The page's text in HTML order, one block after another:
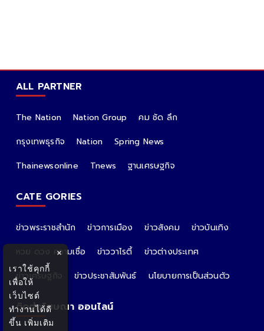
ALL PARTNER
The Nation Nation Group
คม ชัด ลึก
กรุงเทพธุรกิจ
Nation
Spring News
Thainewsonline
Tnews ฐานเศรษฐกิจ
CATE GORIES
ข่าวพระราชสำนัก ข่าวการเมือง ข่าวสังคม
ข่าวบันเทิง
หวย ดวง ความเชื่อ
ข่าววาไรตี้
ข่าวต่างประเทศ
ข่าวเศรษฐกิจ
ข่าวประชาสัมพันธ์ นโยบายการเป็นส่วนตัว
ติดต่อโฆษณา ออนไลน์
×
เราใช้คุกกี้
เพื่อให้
เว็บไซต์
ทำงานได้ดี
ขึ้น เพิ่มเติม